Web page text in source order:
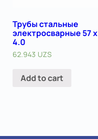
Трубы стальные
электросварные 57 х
4.0
62.943 UZS
Add to cart